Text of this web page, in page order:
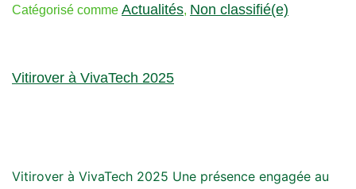
Catégorisé comme Actualités, Non classifié(e)
Vitirover à VivaTech 2025
Vitirover à VivaTech 2025 Une présence engagée au